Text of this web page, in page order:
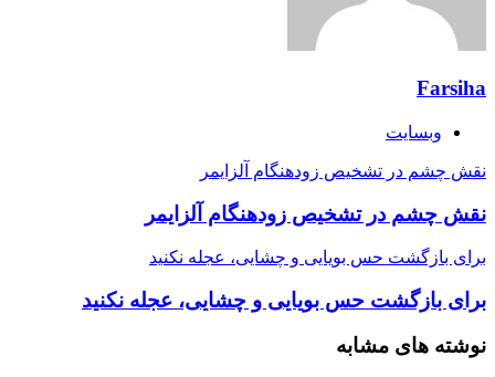
Farsiha
وبسایت
نقش چشم در تشخیص زودهنگام آلزایمر
نقش چشم در تشخیص زودهنگام آلزایمر
برای بازگشت حس بویایی و چشایی، عجله نکنید
برای بازگشت حس بویایی و چشایی، عجله نکنید
نوشته های مشابه